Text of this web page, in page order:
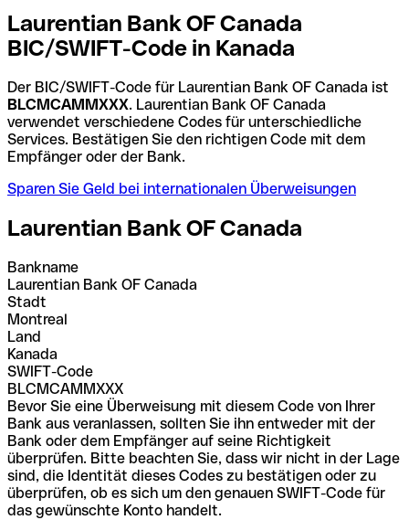
Laurentian Bank OF Canada
BIC/SWIFT-Code in Kanada
Der BIC/SWIFT-Code für Laurentian Bank OF Canada ist
BLCMCAMMXXX. Laurentian Bank OF Canada
verwendet verschiedene Codes für unterschiedliche
Services. Bestätigen Sie den richtigen Code mit dem
Empfänger oder der Bank.
Sparen Sie Geld bei internationalen Überweisungen
Laurentian Bank OF Canada
Bankname
Laurentian Bank OF Canada
Stadt
Montreal
Land
Kanada
SWIFT-Code
BLCMCAMMXXX
Bevor Sie eine Überweisung mit diesem Code von Ihrer
Bank aus veranlassen, sollten Sie ihn entweder mit der
Bank oder dem Empfänger auf seine Richtigkeit
überprüfen. Bitte beachten Sie, dass wir nicht in der Lage
sind, die Identität dieses Codes zu bestätigen oder zu
überprüfen, ob es sich um den genauen SWIFT-Code für
das gewünschte Konto handelt.